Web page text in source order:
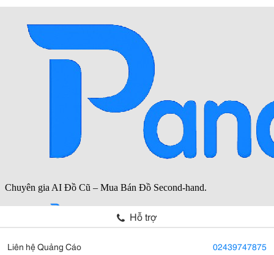
Hỗ trợ
Liên hệ Quảng Cáo 02439747875